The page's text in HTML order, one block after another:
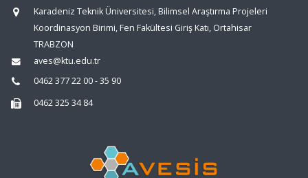
Karadeniz Teknik Üniversitesi, Bilimsel Araştırma Projeleri
Koordinasyon Birimi, Fen Fakültesi Giriş Katı, Ortahisar
TRABZON
aves@ktu.edu.tr
0462 377 22 00 - 35 90
0462 325 34 84